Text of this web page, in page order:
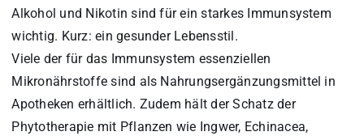
Alkohol und Nikotin sind für ein starkes Immunsystem
wichtig. Kurz: ein gesunder Lebensstil.
Viele der für das Immunsystem essenziellen
Mikronährstoffe sind als Nahrungsergänzungsmittel in
Apotheken erhältlich. Zudem hält der Schatz der
Phytotherapie mit Pflanzen wie Ingwer, Echinacea,